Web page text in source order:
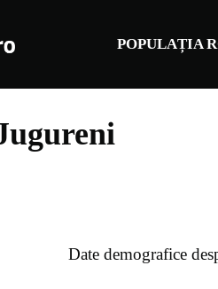
POPULAȚIA
Date demografice